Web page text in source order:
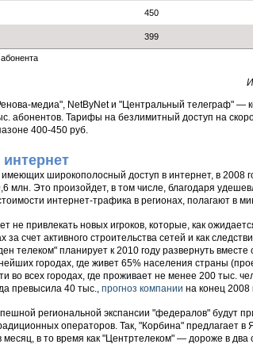
450
399
медиа", NetByNet и "Центральный телеграф" —
абонентов. Тарифы на безлимитный доступ на
400-450 руб.
имеющих широкополосный доступ в интернет, в 2008
млн. Это произойдет, в том числе, благодаря
интернет-трафика в регионах, полагают в
привлекать новых игроков, которые, как
за счет активного строительства сетей и как
телеком" планирует к 2010 году развернуть
городах, где живет 65% населения страны
во всех городах, где проживает не менее 200 тыс.
превысила 40 тыс., прогноз компании на конец
региональной экспансии "федералов" будут
операторов. Так, "Корбина" предлагает
месяц, в то время как "Центртелеком" — дороже в